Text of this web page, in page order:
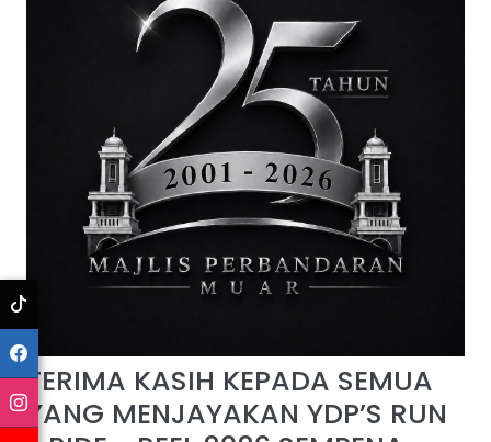
TERIMA KASIH KEPADA SEMUA
YANG MENJAYAKAN YDP’S RUN